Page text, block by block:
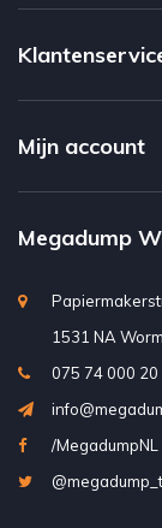
Mijn account
Megadump
1531 NA
075 74 000 20
/MegadumpNL